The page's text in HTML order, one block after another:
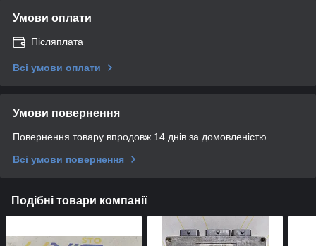
Умови оплати
Післяплата
Всі умови оплати
Умови повернення
Повернення товару впродовж 14 днів за домовленістю
Всі умови повернення
Подібні товари компанії